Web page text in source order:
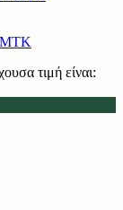
τιμή είναι: